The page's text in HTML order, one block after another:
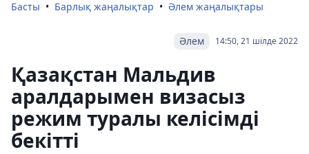
Басты Барлық жаңалықтар Әлем жаңалықтары
14:50, 21 шілде 2022
Әлем
Қазақстан Мальдив
аралдарымен визасыз
режим туралы келісімді
бекітті